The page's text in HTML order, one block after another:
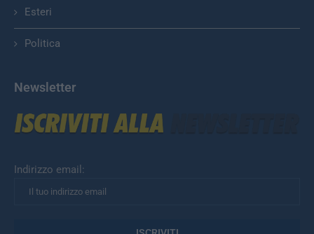
Esteri
Politica
Newsletter
Indirizzo email: